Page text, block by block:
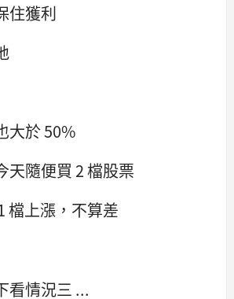
住獲利
大於 50%
天隨便買 2 檔股票
檔上漲，不算差
看情況三 ...